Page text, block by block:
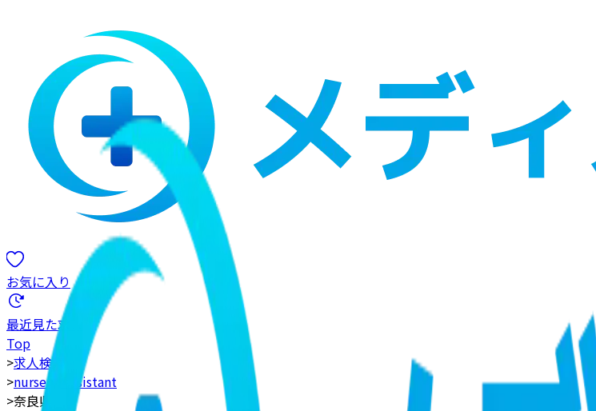
お気に入り
最近見た求人
Top
>求人検索
>nursery_assistant
>奈良県